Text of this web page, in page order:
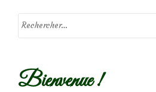
Bienvenue !